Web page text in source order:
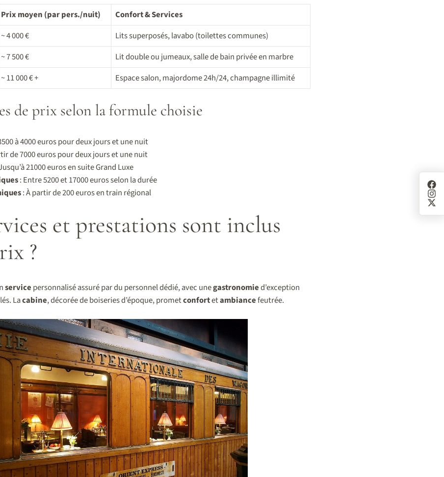
Prix moyen (par pers./nuit)
Confort & Services
~ 4 000 €
Lits superposés, lavabo (toilettes communes)
~ 7 500 €
Lit double ou jumeaux, salle de bain privée en marbre
~ 11 000 € + Espace salon, majordome 24h/24, champagne illimité
de prix selon la formule choisie
à 4000 euros pour deux jours et une nuit
de 7000 euros pour deux jours et une nuit
21000 euros en suite Grand Luxe
: Entre 5200 et 17000 euros selon la durée
: À partir de 200 euros en train régional
et prestations sont inclus
?
service personnalisé assuré par du personnel dédié, avec unegastronomied’exception
Lacabine, décorée de boiseries d’époque, prometconfortetambiancefeutrée.